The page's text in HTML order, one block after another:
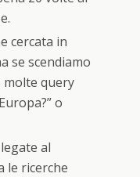
cercata in
se scendiamo
molte query
o
al
le ricerche